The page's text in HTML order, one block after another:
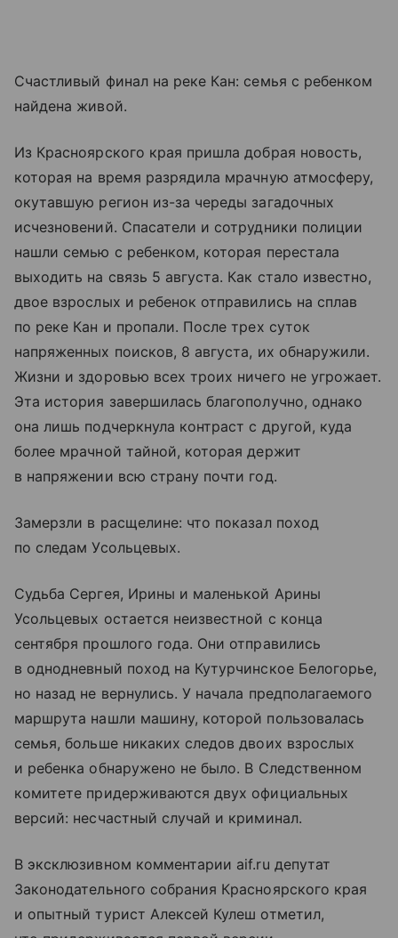
Счастливый финал на реке Кан: семья с ребенком
найдена живой.
Из Красноярского края пришла добрая новость,
которая на время разрядила мрачную атмосферу,
окутавшую регион из-за череды загадочных
исчезновений. Спасатели и сотрудники полиции
нашли семью с ребенком, которая перестала
выходить на связь 5 августа. Как стало известно,
двое взрослых и ребенок отправились на сплав
по реке Кан и пропали. После трех суток
напряженных поисков, 8 августа, их обнаружили.
Жизни и здоровью всех троих ничего не угрожает.
Эта история завершилась благополучно, однако
она лишь подчеркнула контраст с другой, куда
более мрачной тайной, которая держит
в напряжении всю страну почти год.
Замерзли в расщелине: что показал поход
по следам Усольцевых.
Судьба Сергея, Ирины и маленькой Арины
Усольцевых остается неизвестной с конца
сентября прошлого года. Они отправились
в однодневный поход на Кутурчинское Белогорье,
но назад не вернулись. У начала предполагаемого
маршрута нашли машину, которой пользовалась
семья, больше никаких следов двоих взрослых
и ребенка обнаружено не было. В Следственном
комитете придерживаются двух официальных
версий: несчастный случай и криминал.
В эксклюзивном комментарии aif.ru депутат
Законодательного собрания Красноярского края
и опытный турист Алексей Кулеш отметил,